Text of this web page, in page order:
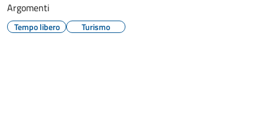
Argomenti
Tempo libero Turismo